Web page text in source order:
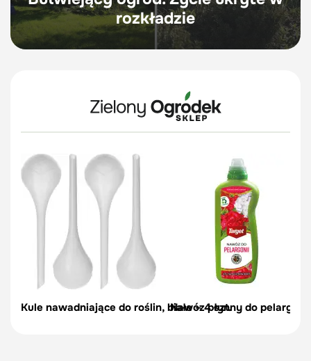
rozkładzie
Kule nawadniające do roślin, białe – 4 szt.
Nawóz płynny do